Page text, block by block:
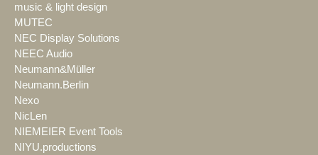
music & light design
MUTEC
NEC Display Solutions
NEEC Audio
Neumann&Müller
Neumann.Berlin
Nexo
NicLen
NIEMEIER Event Tools
NIYU.productions